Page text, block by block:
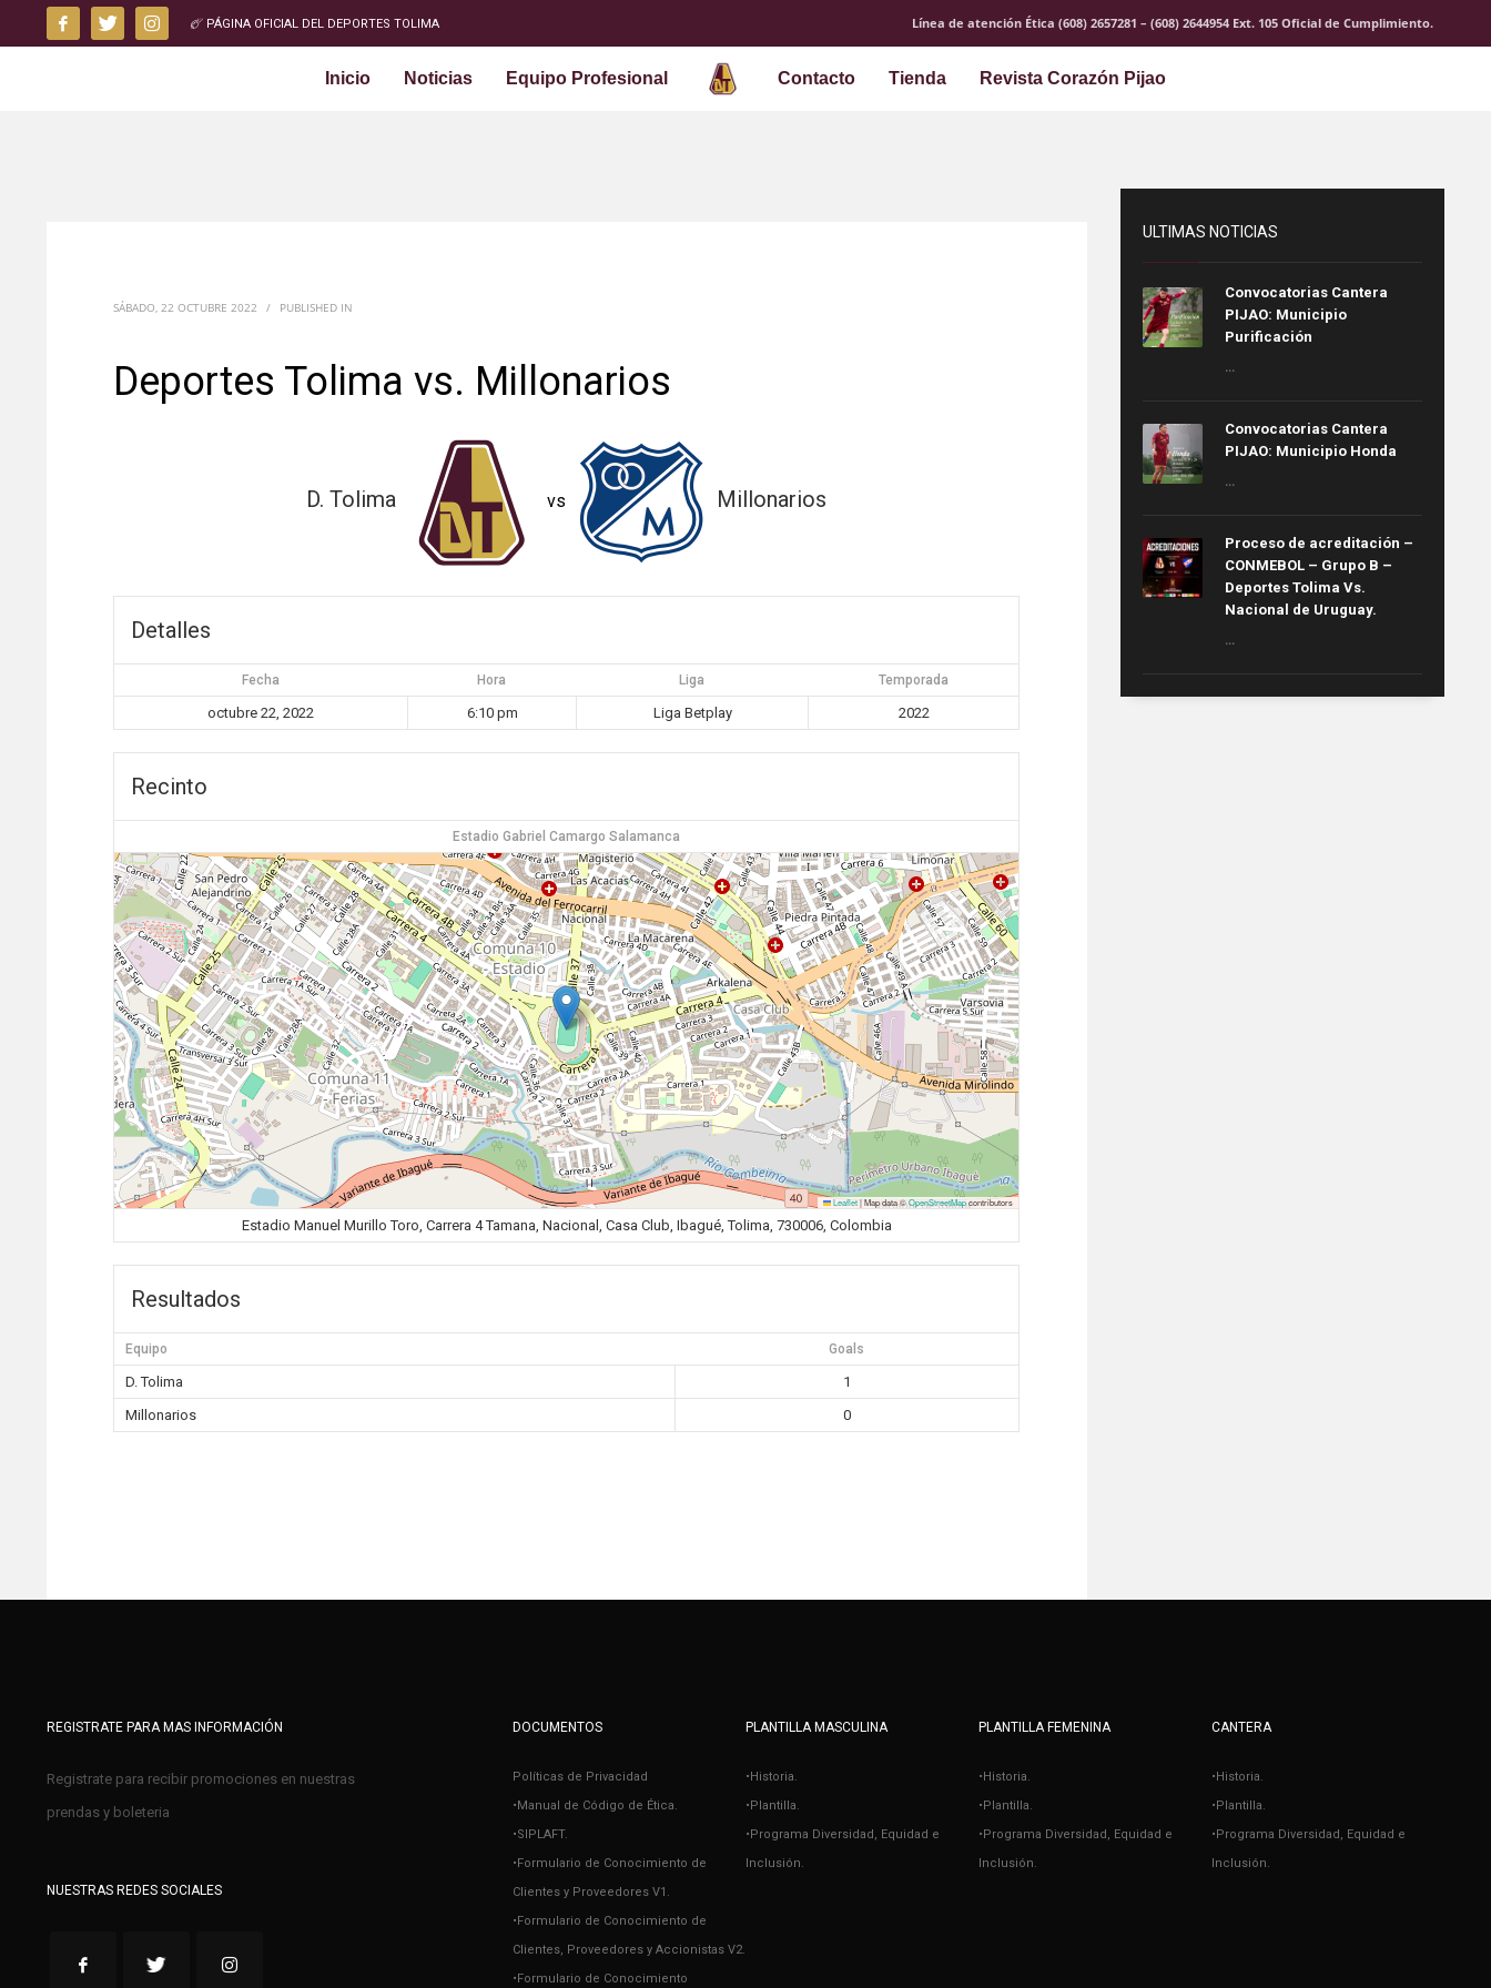
PÁGINA OFICIAL DEL DEPORTES TOLIMA Línea de atención Ética (608) 2657281 – (608) 2644954 Ext. 105 Oficial de Cumplimiento.
Inicio Noticias Equipo Profesional Contacto Tienda Revista Corazón Pijao
SÁBADO, 22 OCTUBRE 2022 / PUBLISHED IN
Deportes Tolima vs. Millonarios
D. Tolima vs Millonarios
Detalles
Fecha Hora Liga Temporada
octubre 22, 2022 6:10 pm Liga Betplay 2022
Recinto
Estadio Gabriel Camargo Salamanca
Leaflet|Map data ©OpenStreetMapcontributors
Estadio Manuel Murillo Toro, Carrera 4 Tamana, Nacional, Casa Club, Ibagué, Tolima, 730006, Colombia
Resultados
Equipo Goals
D. Tolima
1
Millonarios
0
ULTIMAS NOTICIAS
Convocatorias Cantera
PIJAO: Municipio
Purificación
...
Convocatorias Cantera
PIJAO: Municipio Honda
...
Proceso de acreditación –
CONMEBOL – Grupo B –
Deportes Tolima Vs.
Nacional de Uruguay.
...
REGISTRATE PARA MAS INFORMACIÓN
Registrate para recibir promociones en nuestras
prendas y boleteria
NUESTRAS REDES SOCIALES
DOCUMENTOS
Políticas de Privacidad
•Manual de Código de Ética.
•SIPLAFT.
•Formulario de Conocimiento de
Clientes y Proveedores V1.
•Formulario de Conocimiento de
Clientes, Proveedores y Accionistas V2.
•Formulario de Conocimiento
PLANTILLA MASCULINA
•Historia.
•Plantilla.
•Programa Diversidad, Equidad e
Inclusión.
PLANTILLA FEMENINA
•Historia.
•Plantilla.
•Programa Diversidad, Equidad e
Inclusión.
CANTERA
•Historia.
•Plantilla.
•Programa Diversidad, Equidad e
Inclusión.